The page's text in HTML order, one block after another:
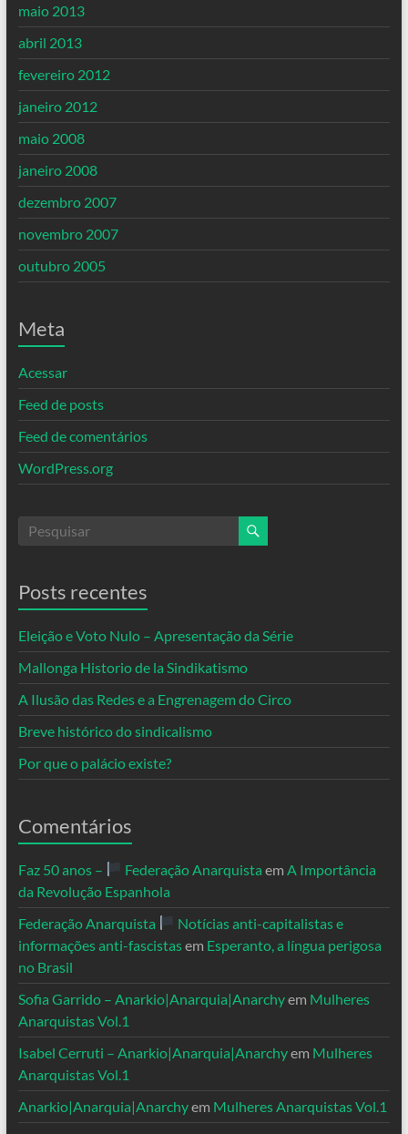
maio 2013
abril 2013
fevereiro 2012
janeiro 2012
maio 2008
janeiro 2008
dezembro 2007
novembro 2007
outubro 2005
Meta
Acessar
Feed de posts
Feed de comentários
WordPress.org
Posts recentes
Eleição e Voto Nulo – Apresentação da Série
Mallonga Historio de la Sindikatismo
A Ilusão das Redes e a Engrenagem do Circo
Breve histórico do sindicalismo
Por que o palácio existe?
Comentários
Faz 50 anos – Federação Anarquista em A Importância
da Revolução Espanhola
Federação Anarquista
Notícias anti-capitalistas e
informações anti-fascistasem Esperanto, a língua perigosa
no Brasil
Sofia Garrido – Anarkio|Anarquia|Anarchyem Mulheres
Anarquistas Vol.1
Isabel Cerruti – Anarkio|Anarquia|Anarchyem Mulheres
Anarquistas Vol.1
Anarkio|Anarquia|Anarchyem Mulheres Anarquistas Vol.1